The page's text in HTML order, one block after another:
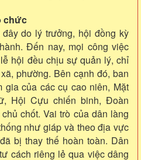
chức
do lý trưởng, hội đồng kỳ
Đến nay, mọi công việc
hội đều chịu sự quản lý, chỉ
phường. Bên cạnh đó, ban
của các cụ cao niên, Mặt
Hội Cựu chiến binh, Đoàn
chốt. Vai trò của dân làng
như giáp và theo địa vực
bị thay thế hoàn toàn. Dân
cách riêng lẻ qua việc dâng